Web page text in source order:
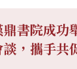
書院成功
，攜手共